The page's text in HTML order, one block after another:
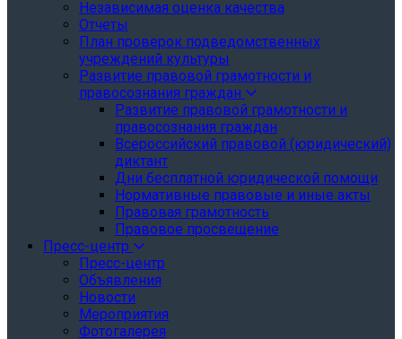
Независимая оценка качества
Отчеты
План проверок подведомственных
учреждений культуры
Развитие правовой грамотности и
правосознания граждан
Развитие правовой грамотности и
правосознания граждан
Всероссийский правовой (юридический)
диктант
Дни бесплатной юридической помощи
Нормативные правовые и иные акты
Правовая грамотность
Правовое просвещение
Пресс-центр
Пресс-центр
Объявления
Новости
Мероприятия
Фотогалерея